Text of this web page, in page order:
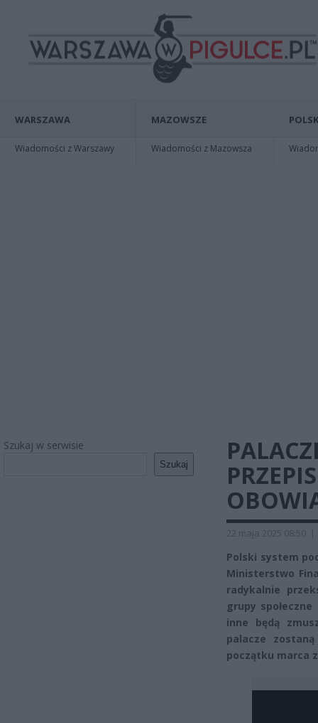
WARSZAWA
Wiadomości z Warszawy
MAZOWSZE
Wiadomości z Mazowsza
Szukaj w serwisie
Szukaj
22 maja 2025 08:50 |
Polski system
Ministerstwo
radykalnie
grupy
inne będą
palacze
początku marca